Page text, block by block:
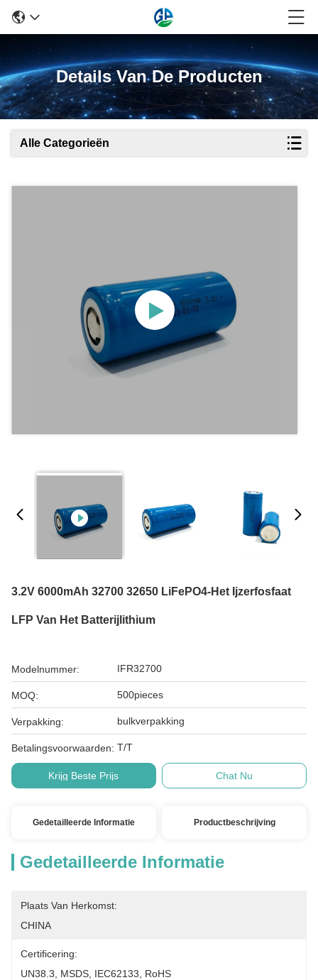
Details Van De Producten
Alle Categorieën
3.2V 6000mAh 32700 32650 LiFePO4-Het Ijzerfosfaat
LFP Van Het Batterijlithium
Modelnummer: IFR32700
MOQ: 500pieces
Verpakking: bulkverpakking
Betalingsvoorwaarden: T/T
Krijg Beste Prijs Chat Nu
Gedetailleerde Informatie Productbeschrijving
Gedetailleerde Informatie
Plaats Van Herkomst:
CHINA
Certificering:
UN38.3, MSDS, IEC62133, RoHS